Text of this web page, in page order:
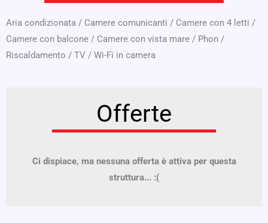
Aria condizionata / Camere comunicanti / Camere con 4 letti /
Camere con balcone / Camere con vista mare / Phon /
Riscaldamento / TV / Wi-Fi in camera
Offerte
Ci dispiace, ma nessuna offerta è attiva per questa
struttura... :(